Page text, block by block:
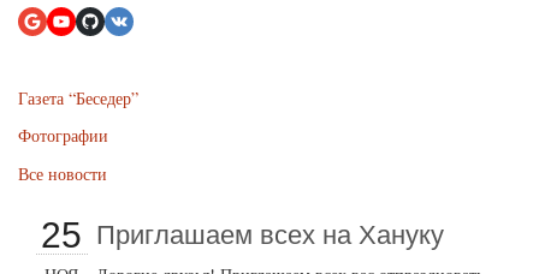
Газета “Беседер”
Фотографии
Все новости
25 Приглашаем всех на Хануку